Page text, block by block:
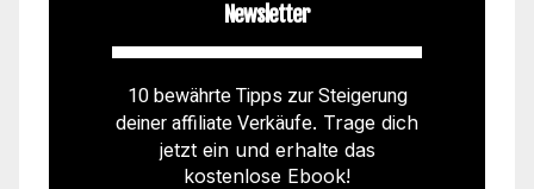
Newsletter
10 bewährte Tipps zur Steigerung
deiner affiliate Verkäufe. Trage dich
jetzt ein und erhalte das
kostenlose Ebook!